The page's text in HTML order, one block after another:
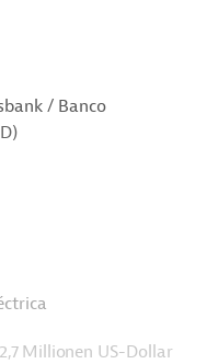
/ Banco
Millionen US-Dollar